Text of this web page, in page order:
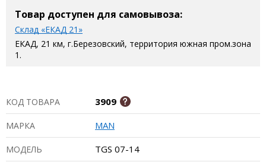
Товар доступен для самовывоза:
Склад «ЕКАД 21»
ЕКАД, 21 км, г.Березовский, территория южная пром.зона
1.
КОД ТОВАРА 3909
МАРКА MAN
МОДЕЛЬ TGS 07-14